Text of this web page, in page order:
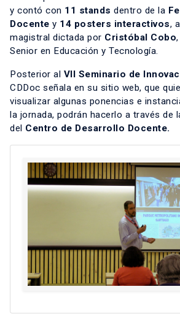
y contó con 11 stands dentro de la
Docente y 14 posters interactivos,
magistral dictada por Cristóbal Cobo
Senior en Educación y Tecnología.
Posterior al VII Seminario de
CDDoc señala en su sitio web, que
visualizar algunas ponencias e
la jornada, podrán hacerlo a través de
del Centro de Desarrollo Docente.